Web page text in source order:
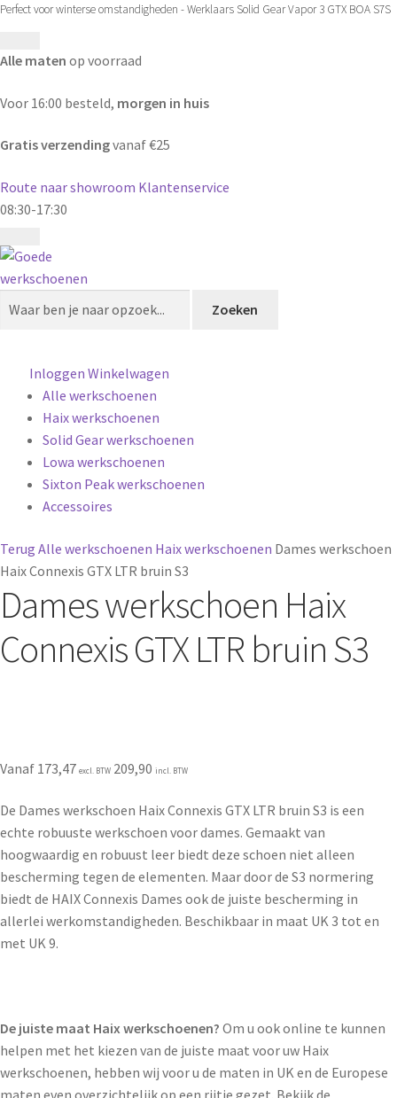
Perfect voor winterse omstandigheden - Werklaars Solid Gear Vapor 3 GTX BOA S7S
Alle maten op voorraad
Voor 16:00 besteld, morgen in huis
Gratis verzendingvanaf €25
Route naar showroom Klantenservice
08:30-17:30
Zoeken
Inloggen Winkelwagen
Alle werkschoenen
Haix werkschoenen
Solid Gear werkschoenen
Lowa werkschoenen
Sixton Peak werkschoenen
Accessoires
Terug Alle werkschoenen Haix werkschoenen Dames werkschoen
Haix Connexis GTX LTR bruin S3
Dames werkschoen Haix
Connexis GTX LTR bruin S3
Vanaf 173,47 excl. BTW 209,90 incl. BTW
De Dames werkschoen Haix Connexis GTX LTR bruin S3 is een
echte robuuste werkschoen voor dames. Gemaakt van
hoogwaardig en robuust leer biedt deze schoen niet alleen
bescherming tegen de elementen. Maar door de S3 normering
biedt de HAIX Connexis Dames ook de juiste bescherming in
allerlei werkomstandigheden. Beschikbaar in maat UK 3 tot en
met UK 9.
De juiste maat Haix werkschoenen? Om u ook online te kunnen
helpen met het kiezen van de juiste maat voor uw Haix
werkschoenen, hebben wij voor u de maten in UK en de Europese
maten even overzichtelijk op een rijtje gezet. Bekijk de